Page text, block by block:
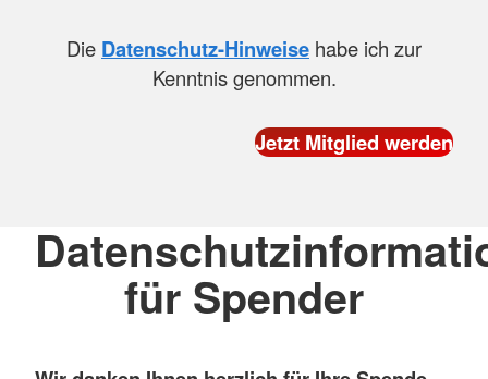
Die Datenschutz-Hinweise habe ich zur
Kenntnis genommen.
für Spender